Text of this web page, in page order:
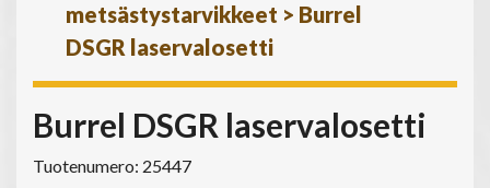
metsästystarvikkeet > Burrel
DSGR laservalosetti
Burrel DSGR laservalosetti
Tuotenumero: 25447